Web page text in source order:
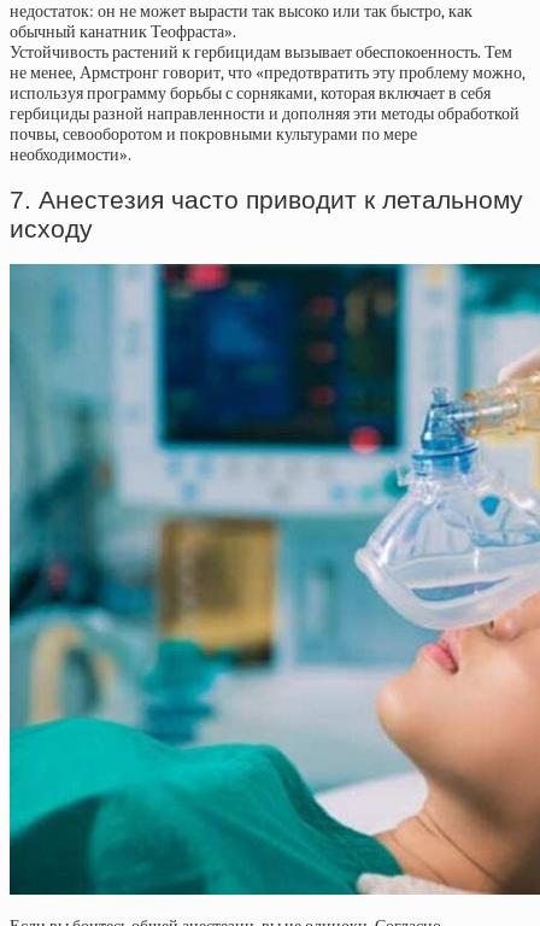
недостаток: он не может вырасти так высоко или так быстро, как
обычный канатник Теофраста».
Устойчивость растений к гербицидам вызывает обеспокоенность. Тем
не менее, Армстронг говорит, что «предотвратить эту проблему можно,
используя программу борьбы с сорняками, которая включает в себя
гербициды разной направленности и дополняя эти методы обработкой
почвы, севооборотом и покровными культурами по мере
необходимости».
7. Анестезия часто приводит к летальному
исходу